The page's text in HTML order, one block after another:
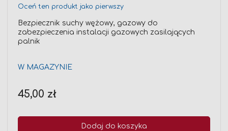
Oceń ten produkt jako pierwszy
Bezpiecznik suchy wężowy, gazowy do
zabezpieczenia instalacji gazowych zasilających
palnik
W MAGAZYNIE
45,00 zł
Dodaj do koszyka